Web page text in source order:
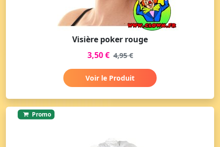
Visière poker rouge
3,50 € 4,95 €
Voir le Produit
Promo